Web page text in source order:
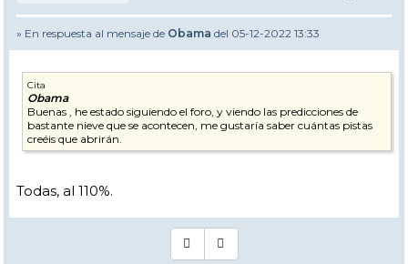
» En respuesta al mensaje de Obama del 05-12-2022 13:33
Cita
Obama
Buenas , he estado siguiendo el foro, y viendo las predicciones de
bastante nieve que se acontecen, me gustaría saber cuántas pistas
creéis que abrirán.
Todas, al 110%.